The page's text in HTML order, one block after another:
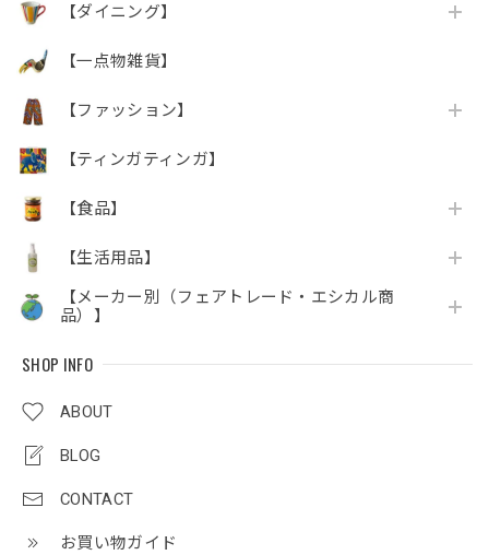
【ダイニング】
【一点物雑貨】
【ファッション】
【ティンガティンガ】
【食品】
【生活用品】
【メーカー別（フェアトレード・エシカル商
品）】
SHOP INFO
ABOUT
BLOG
CONTACT
お買い物ガイド